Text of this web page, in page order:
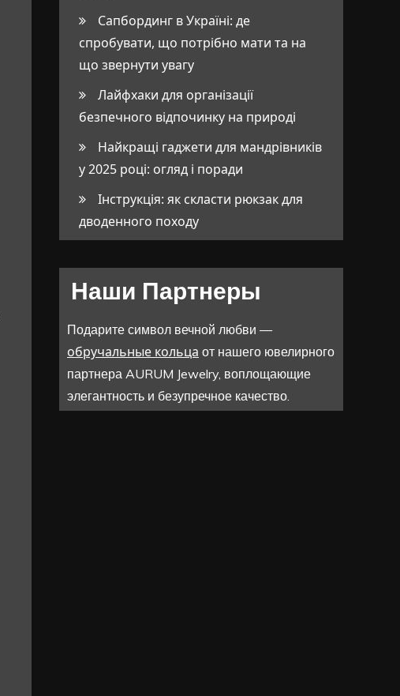
Сапбординг в Україні: де
спробувати, що потрібно мати та на
що звернути увагу
Лайфхаки для організації
безпечного відпочинку на природі
Найкращі гаджети для мандрівників
у 2025 році: огляд і поради
Інструкція: як скласти рюкзак для
дводенного походу
Наши Партнеры
Подарите символ вечной любви —
обручальные кольца от нашего ювелирного
партнера AURUM Jewelry, воплощающие
элегантность и безупречное качество.